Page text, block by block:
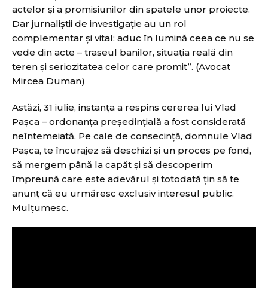
actelor și a promisiunilor din spatele unor proiecte.
Dar jurnaliștii de investigație au un rol
complementar și vital: aduc în lumină ceea ce nu se
vede din acte – traseul banilor, situația reală din
teren și seriozitatea celor care promit”. (Avocat
Mircea Duman)
Astăzi, 31 iulie, instanța a respins cererea lui Vlad
Pașca – ordonanța președințială a fost considerată
neîntemeiată. Pe cale de consecință, domnule Vlad
Pașca, te încurajez să deschizi și un proces pe fond,
să mergem până la capăt și să descoperim
împreună care este adevărul și totodată țin să te
anunț că eu urmăresc exclusiv interesul public.
Mulțumesc.